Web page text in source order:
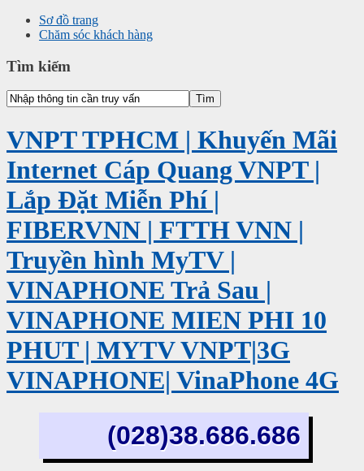
Sơ đồ trang
Chăm sóc khách hàng
Tìm kiếm
VNPT TPHCM | Khuyến Mãi
Internet Cáp Quang VNPT |
Lắp Đặt Miễn Phí |
FIBERVNN | FTTH VNN |
Truyền hình MyTV |
VINAPHONE Trả Sau |
VINAPHONE MIEN PHI 10
PHUT | MYTV VNPT|3G
VINAPHONE| VinaPhone 4G
(028)38.686.686